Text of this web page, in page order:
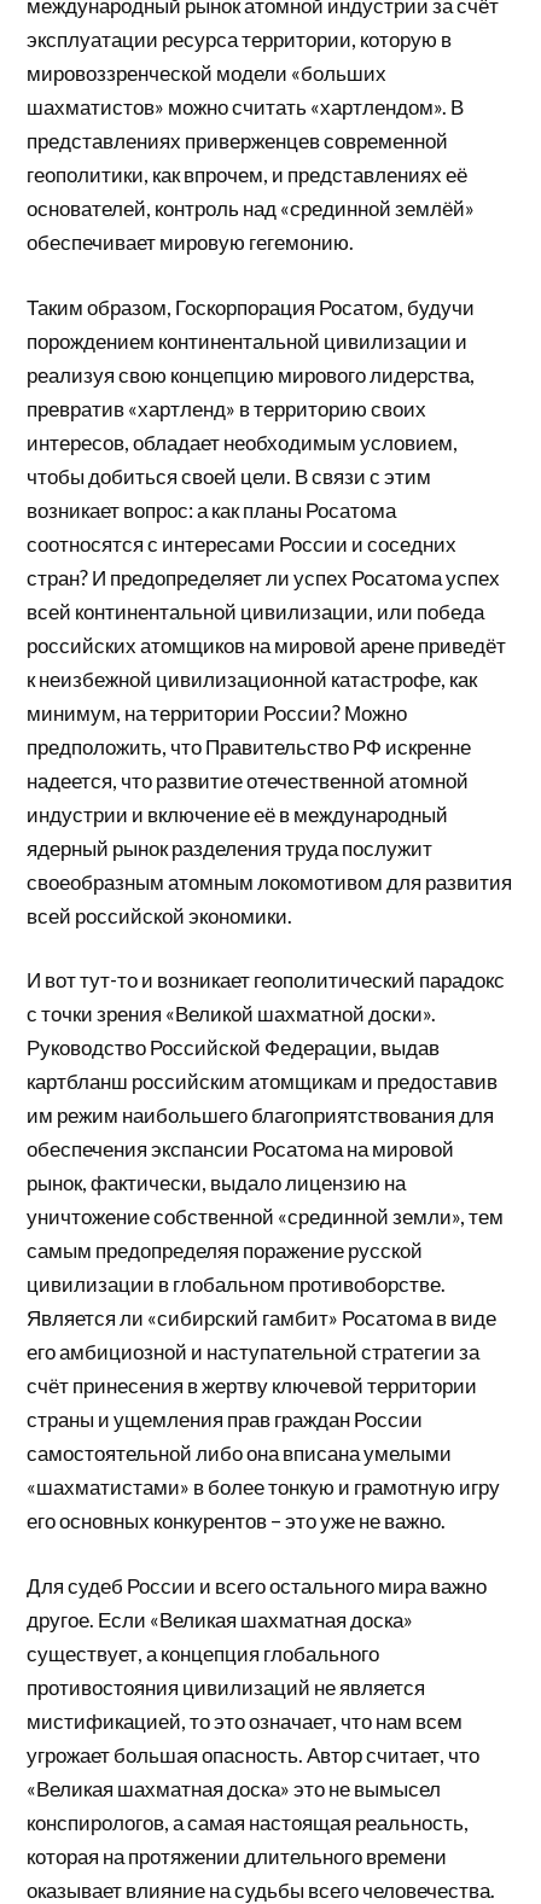
международный рынок атомной индустрии за счёт
эксплуатации ресурса территории, которую в
мировоззренческой модели «больших
шахматистов» можно считать «хартлендом». В
представлениях приверженцев современной
геополитики, как впрочем, и представлениях её
основателей, контроль над «срединной землёй»
обеспечивает мировую гегемонию.
Таким образом, Госкорпорация Росатом, будучи
порождением континентальной цивилизации и
реализуя свою концепцию мирового лидерства,
превратив «хартленд» в территорию своих
интересов, обладает необходимым условием,
чтобы добиться своей цели. В связи с этим
возникает вопрос: а как планы Росатома
соотносятся с интересами России и соседних
стран? И предопределяет ли успех Росатома успех
всей континентальной цивилизации, или победа
российских атомщиков на мировой арене приведёт
к неизбежной цивилизационной катастрофе, как
минимум, на территории России? Можно
предположить, что Правительство РФ искренне
надеется, что развитие отечественной атомной
индустрии и включение её в международный
ядерный рынок разделения труда послужит
своеобразным атомным локомотивом для развития
всей российской экономики.
И вот тут-то и возникает геополитический парадокс
с точки зрения «Великой шахматной доски».
Руководство Российской Федерации, выдав
картбланш российским атомщикам и предоставив
им режим наибольшего благоприятствования для
обеспечения экспансии Росатома на мировой
рынок, фактически, выдало лицензию на
уничтожение собственной «срединной земли», тем
самым предопределяя поражение русской
цивилизации в глобальном противоборстве.
Является ли «сибирский гамбит» Росатома в виде
его амбициозной и наступательной стратегии за
счёт принесения в жертву ключевой территории
страны и ущемления прав граждан России
самостоятельной либо она вписана умелыми
«шахматистами» в более тонкую и грамотную игру
его основных конкурентов – это уже не важно.
Для судеб России и всего остального мира важно
другое. Если «Великая шахматная доска»
существует, а концепция глобального
противостояния цивилизаций не является
мистификацией, то это означает, что нам всем
угрожает большая опасность. Автор считает, что
«Великая шахматная доска» это не вымысел
конспирологов, а самая настоящая реальность,
которая на протяжении длительного времени
оказывает влияние на судьбы всего человечества.